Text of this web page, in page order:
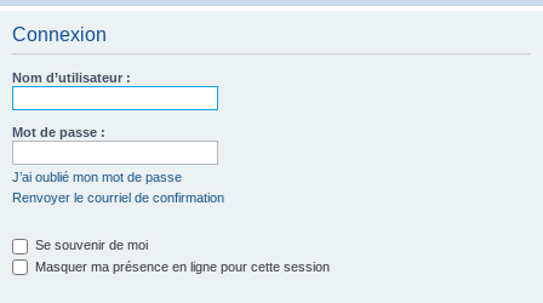
Connexion
Nom d’utilisateur :
Mot de passe :
J’ai oublié mon mot de passe
Renvoyer le courriel de confirmation
Se souvenir de moi
Masquer ma présence en ligne pour cette session